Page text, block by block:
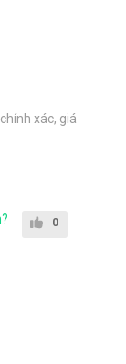
xác, giá
0